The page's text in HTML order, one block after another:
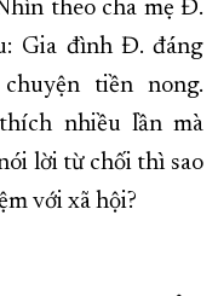
theo cha mẹ Đ.
Gia đình Đ. đáng
tiền nong.
nhiều lần mà
lời từ chối thì sao
với xã hội?